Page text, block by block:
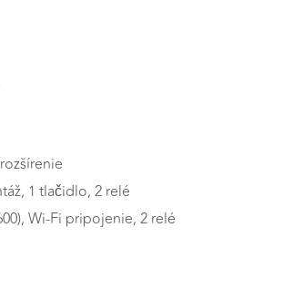
1 tlačidlo, 2 relé
Wi-Fi pripojenie, 2 relé
a